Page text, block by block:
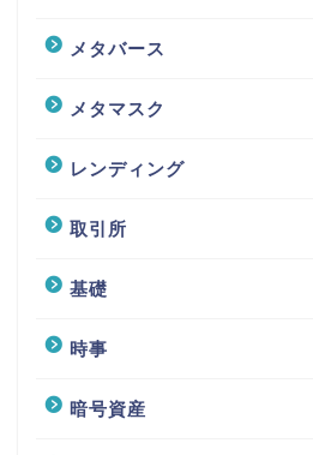
メタバース
メタマスク
レンディング
取引所
基礎
時事
暗号資産